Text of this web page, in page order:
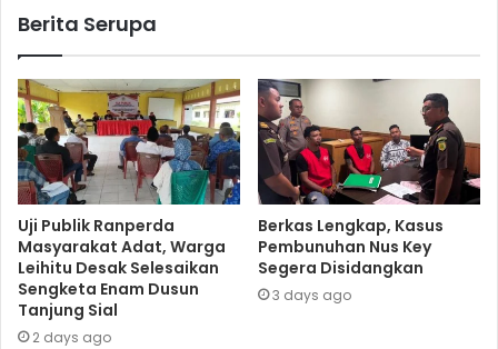
Berita Serupa
Uji Publik Ranperda
Masyarakat Adat, Warga
Leihitu Desak Selesaikan
Sengketa Enam Dusun
Tanjung Sial
2 days ago
Berkas Lengkap, Kasus
Pembunuhan Nus Key
Segera Disidangkan
3 days ago